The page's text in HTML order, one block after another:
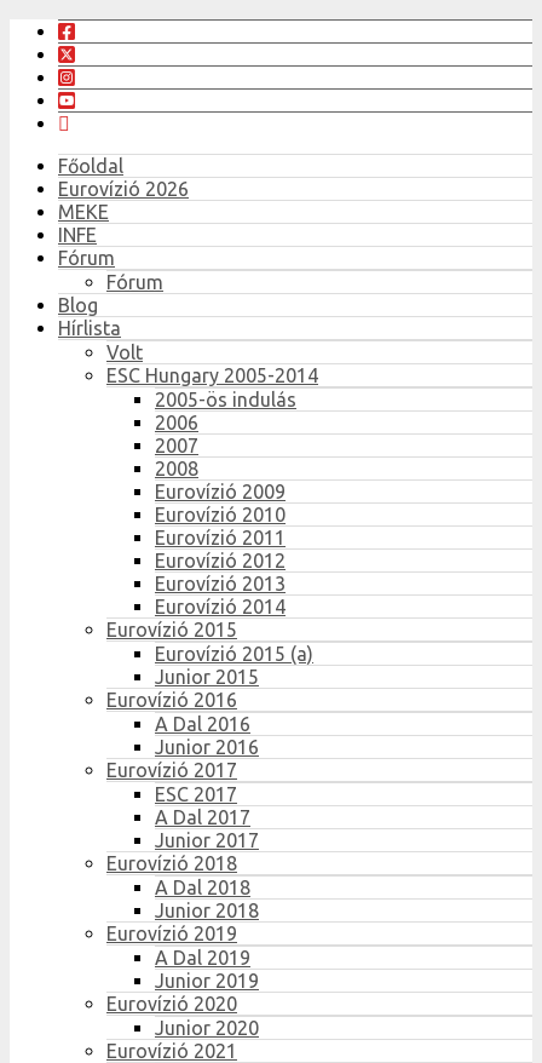
Főoldal
Eurovízió 2026
MEKE
INFE
Fórum
Fórum
Blog
Hírlista
Volt
ESC Hungary 2005-2014
2005-ös indulás
2006
2007
2008
Eurovízió 2009
Eurovízió 2010
Eurovízió 2011
Eurovízió 2012
Eurovízió 2013
Eurovízió 2014
Eurovízió 2015
Eurovízió 2015 (a)
Junior 2015
Eurovízió 2016
A Dal 2016
Junior 2016
Eurovízió 2017
ESC 2017
A Dal 2017
Junior 2017
Eurovízió 2018
A Dal 2018
Junior 2018
Eurovízió 2019
A Dal 2019
Junior 2019
Eurovízió 2020
Junior 2020
Eurovízió 2021